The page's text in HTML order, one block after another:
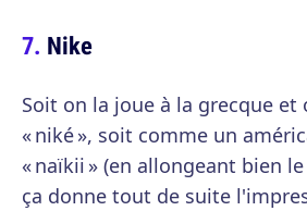
Nike
Soit on la joue à la grecque et
« niké », soit comme un
« naïkii » (en allongeant bien
ça donne tout de suite